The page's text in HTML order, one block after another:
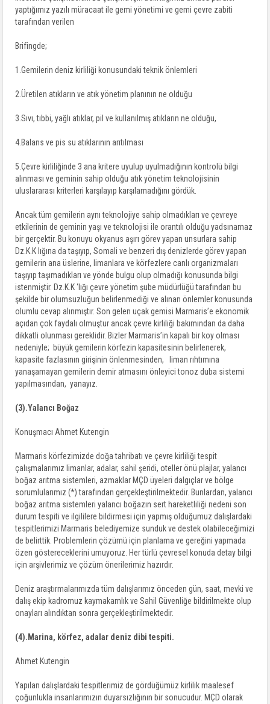
yaptığımız yazılı müracaat ile gemi yönetimi ve gemi çevre zabiti
tarafından verilen
Brifingde;
1.Gemilerin deniz kirliliği konusundaki teknik önlemleri
2.Üretilen atıkların ve atık yönetim planının ne olduğu
3.Sıvı, tıbbi, yağlı atıklar, pil ve kullanılmış atıkların ne olduğu,
4.Balans ve pis su atıklarının arıtılması
5.Çevre kirliliğinde 3 ana kritere uyulup uyulmadığının kontrolü bilgi
alınması ve geminin sahip olduğu atık yönetim teknolojisinin
uluslararası kriterleri karşılayıp karşılamadığını gördük.
Ancak tüm gemilerin aynı teknolojiye sahip olmadıkları ve çevreye
etkilerinin de geminin yaşı ve teknolojisi ile orantılı olduğu yadsınamaz
bir gerçektir. Bu konuyu okyanus aşırı görev yapan unsurlara sahip
Dz.K.K lığına da taşıyıp, Somali ve benzeri dış denizlerde görev yapan
gemilerin ana üslerine, limanlara ve körfezlere canlı organizmaları
taşıyıp taşımadıkları ve yönde bulgu olup olmadığı konusunda bilgi
istenmiştir. Dz.K.K ‘lığı çevre yönetim şube müdürlüğü tarafından bu
şekilde bir olumsuzluğun belirlenmediği ve alınan önlemler konusunda
olumlu cevap alınmıştır. Son gelen uçak gemisi Marmaris’e ekonomik
açıdan çok faydalı olmuştur ancak çevre kirliliği bakımından da daha
dikkatli olunması gereklidir. Bizler Marmaris’in kapalı bir koy olması
nedeniyle; büyük gemilerin körfezin kapasitesinin belirlenerek,
kapasite fazlasının girişinin önlenmesinden, liman rıhtımına
yanaşamayan gemilerin demir atmasını önleyici tonoz duba sistemi
yapılmasından, yanayız.
(3).Yalancı Boğaz
Konuşmacı Ahmet Kutengin
Marmaris körfezimizde doğa tahribatı ve çevre kirliliği tespit
çalışmalarımız limanlar, adalar, sahil şeridi, oteller önü plajlar, yalancı
boğaz arıtma sistemleri, azmaklar MÇD üyeleri dalgıçlar ve bölge
sorumlularımız (*) tarafından gerçekleştirilmektedir. Bunlardan, yalancı
boğaz arıtma sistemleri yalancı boğazın sert hareketliliği nedeni son
durum tespiti ve ilgililere bildirmesi için yapmış olduğumuz dalışlardaki
tespitlerimizi Marmaris belediyemize sunduk ve destek olabileceğimizi
de belirttik. Problemlerin çözümü için planlama ve gereğini yapmada
özen göstereceklerini umuyoruz. Her türlü çevresel konuda detay bilgi
için arşivlerimiz ve çözüm önerilerimiz hazırdır.
Deniz araştırmalarımızda tüm dalışlarımız önceden gün, saat, mevki ve
dalış ekip kadromuz kaymakamlık ve Sahil Güvenliğe bildirilmekte olup
onayları alındıktan sonra gerçekleştirilmektedir.
(4).Marina, körfez, adalar deniz dibi tespiti.
Ahmet Kutengin
Yapılan dalışlardaki tespitlerimiz de gördüğümüz kirlilik maalesef
çoğunlukla insanlarımızın duyarsızlığının bir sonucudur. MÇD olarak